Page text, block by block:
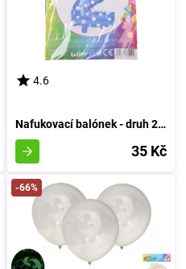
4.6
Nafukovací balónek - druh 2 azurový
35 Kč
-66%